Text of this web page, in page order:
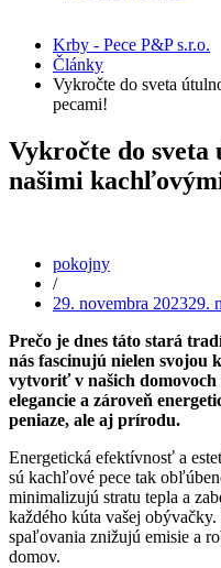
Krby - Pece P&P s.r.o.
Články
Vykročte do sveta
pecami!
Vykročte do sveta
našimi
pokojny
/
29. novembra 202329.
Prečo je dnes táto stará
nás fascinujú nielen svojou
vytvoriť v našich
elegancie a zároveň
peniaze, ale aj prírodu.
Energetická efektívnosť a
sú kachľové pece tak
minimalizujú stratu tepla a
každého kúta vašej
spaľovania znižujú emisie a
domov.